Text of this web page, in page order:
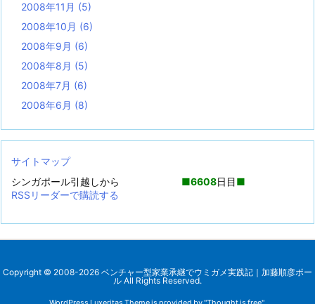
2008年11月 (5)
2008年10月 (6)
2008年9月 (6)
2008年8月 (5)
2008年7月 (6)
2008年6月 (8)
サイトマップ
シンガポール引越しから ■6608日目■
RSSリーダーで購読する
Copyright © 2008-2026 ベンチャー型家業承継でウミガメ実践記｜加藤順彦ポー
ル All Rights Reserved.